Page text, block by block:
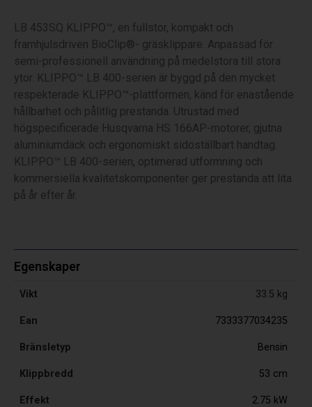
LB 453SQ KLIPPO™, en fullstor, kompakt och
framhjulsdriven BioClip®- gräsklippare. Anpassad för
semi-professionell användning på medelstora till stora
ytor. KLIPPO™ LB 400-serien är byggd på den mycket
respekterade KLIPPO™-plattformen, känd för enastående
hållbarhet och pålitlig prestanda. Utrustad med
högspecificerade Husqvarna HS 166AP-motorer, gjutna
aluminiumdäck och ergonomiskt sidoställbart handtag.
KLIPPO™ LB 400-serien, optimerad utformning och
kommersiella kvalitetskomponenter ger prestanda att lita
på år efter år.
Egenskaper
Vikt 33.5 kg
Ean 7333377034235
Bränsletyp Bensin
Klippbredd 53 cm
Effekt 2.75 kW